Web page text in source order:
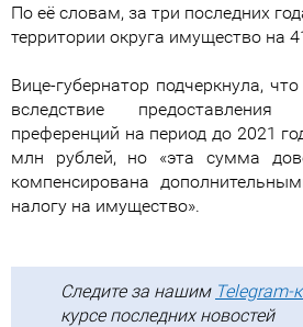
По её словам, за три последних
территории округа имущество на
Вице-губернатор подчеркнула,
вследствие
преференций на период до 2021
млн рублей, но «эта сумма
компенсирована
налогу на имущество».
Следите за нашим Telegram-
курсе последних новостей